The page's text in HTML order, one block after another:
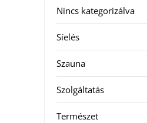
Nincs kategorizálva
Síelés
Szauna
Szolgáltatás
Természet